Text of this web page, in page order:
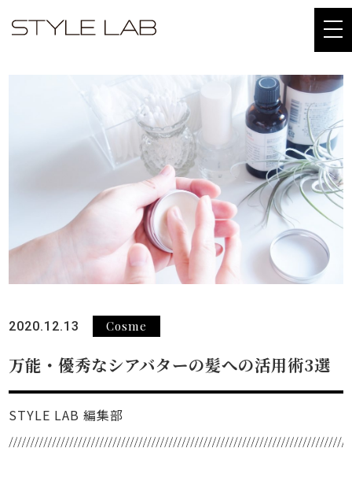
2020.12.13 Cosme
万能・優秀なシアバターの髪への活用術3選
STYLE LAB 編集部